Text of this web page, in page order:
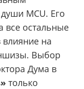
MCU. Его
все остальные
влияние на
Выбор
Дума в
только